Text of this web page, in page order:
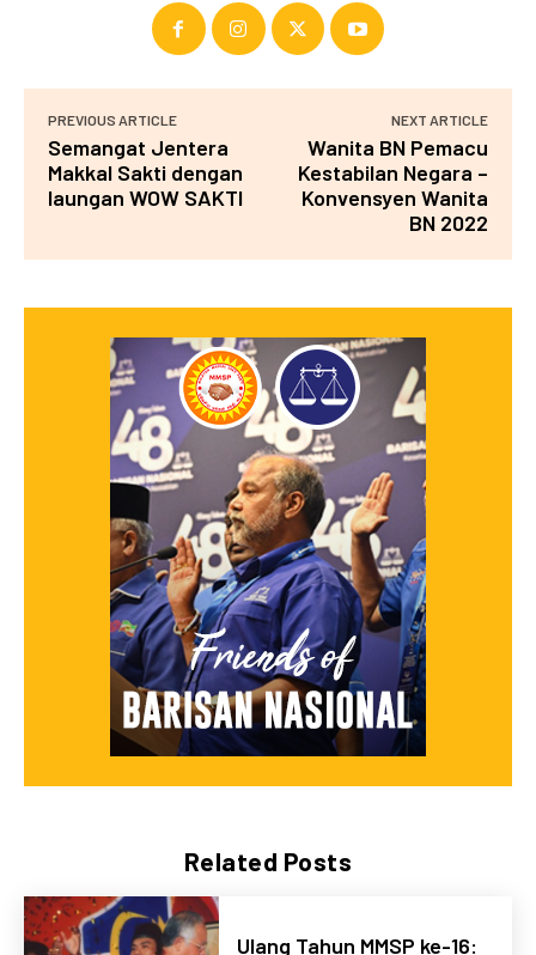
Related Posts
Ulang Tahun MMSP ke-16:
PREVIOUS ARTICLE
Semangat Jentera
Makkal Sakti dengan
laungan WOW SAKTI
NEXT ARTICLE
Wanita BN Pemacu
Kestabilan Negara –
Konvensyen Wanita
BN 2022